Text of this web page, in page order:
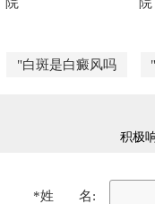
"白斑是白癜风吗
积极
*姓 名: